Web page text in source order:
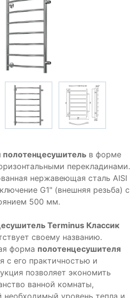
полотенцесушитель в форме
перекладинами.
нержавеющая сталь AISI
G1" (внешняя резьба) с
500 мм.
Terminus Классик
своему названию.
форма полотенцесушителя
с его практичностью и
позволяет экономить
ванной комнаты,